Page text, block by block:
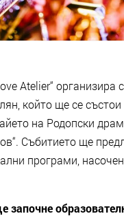
Atelier“ организира
който ще се
на Родопски
Събитието ще
програми,
започне